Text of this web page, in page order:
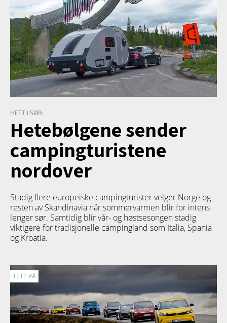
HETT I SØR:
Hetebølgene sender
campingturistene
nordover
Stadig flere europeiske campingturister velger Norge og
resten av Skandinavia når sommervarmen blir for intens
lenger sør. Samtidig blir vår- og høstsesongen stadig
viktigere for tradisjonelle campingland som Italia, Spania
og Kroatia.
TETT PÅ